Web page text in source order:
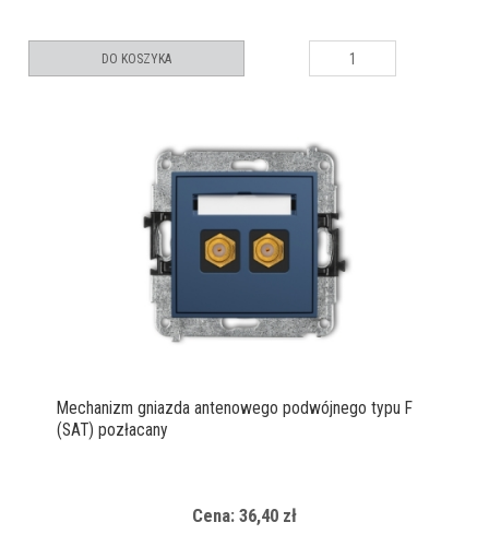
DO KOSZYKA
Mechanizm gniazda antenowego podwójnego typu F
(SAT) pozłacany
Cena: 36,40 zł